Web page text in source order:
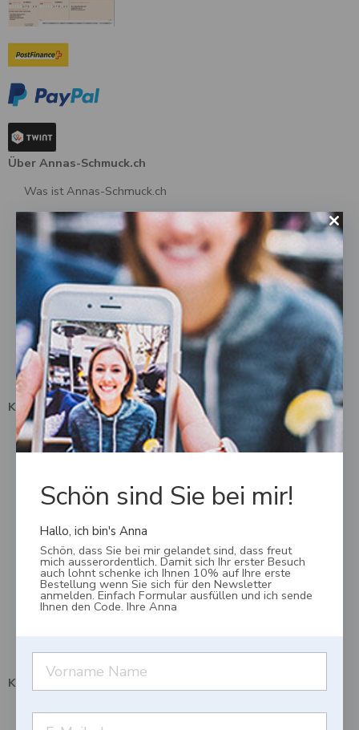
Über Annas-Schmuck.ch
Was ist Annas-Schmuck.ch
Über uns
AGB
Datenschutz
Impressum
Kontakt
Kundendienst
Mein Konto
FAQ
Zahlungsmöglichkeiten
Versand, Lieferung & Rückgabe
Erstattungsrichtlinien
Kategorien
Armschmuck
Schön sind Sie bei mir!
Hallo, ich bin's Anna
Schön, dass Sie bei mir gelandet sind, dass freut
mich ausserordentlich. Damit sich Ihr erster Besuch
auch lohnt schenke ich Ihnen 10% auf Ihre erste
Bestellung wenn Sie sich für den Newsletter
anmelden. Einfach Formular ausfüllen und ich sende
Ihnen den Code. Ihre Anna